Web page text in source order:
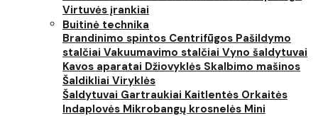
Virtuvės įrankiai
Buitinė technika
Brandinimo spintos Centrifūgos Pašildymo
stalčiai Vakuumavimo stalčiai Vyno šaldytuvai
Kavos aparatai Džiovyklės Skalbimo mašinos
Šaldikliai Viryklės
Šaldytuvai Gartraukiai Kaitlentės Orkaitės
Indaplovės Mikrobangų krosnelės Mini